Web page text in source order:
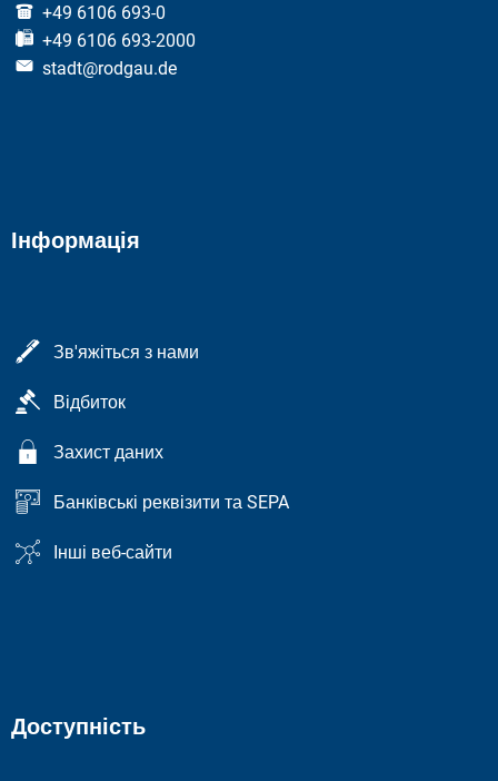
+49 6106 693-0
+49 6106 693-2000
stadt@rodgau.de
Інформація
Зв'яжіться з нами
Відбиток
Захист даних
Банківські реквізити та SEPA
Інші веб-сайти
Доступність